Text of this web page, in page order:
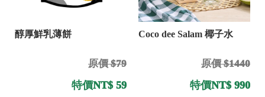
醇厚鮮乳薄餅
原價 $79
特價NT$ 59
Coco dee Salam 椰子水
原價 $1440
特價NT$ 990